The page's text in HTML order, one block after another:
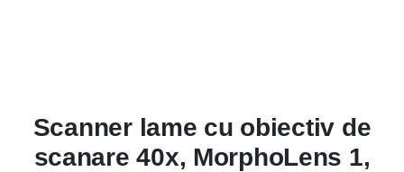
Scanner lame cu obiectiv de
scanare 40x, MorphoLens 1,